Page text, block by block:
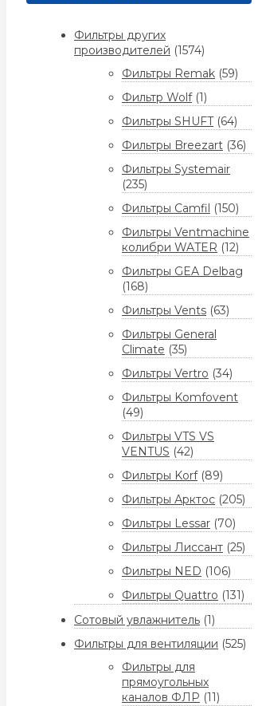
Фильтры других
производителей (1574)
Фильтры Remak (59)
Фильтр Wolf (1)
Фильтры SHUFT (64)
Фильтры Breezart (36)
Фильтры Systemair
(235)
Фильтры Camfil (150)
Фильтры Ventmachine
колибри WATER (12)
Фильтры GEA Delbag
(168)
Фильтры Vents (63)
Фильтры General
Climate (35)
Фильтры Vertro (34)
Фильтры Komfovent
(49)
Фильтры VTS VS
VENTUS (42)
Фильтры Korf (89)
Фильтры Арктос (205)
Фильтры Lessar (70)
Фильтры Лиссант (25)
Фильтры NED (106)
Фильтры Quattro (131)
Сотовый увлажнитель (1)
Фильтры для вентиляции (525)
Фильтры для
прямоугольных
каналов ФЛР (11)